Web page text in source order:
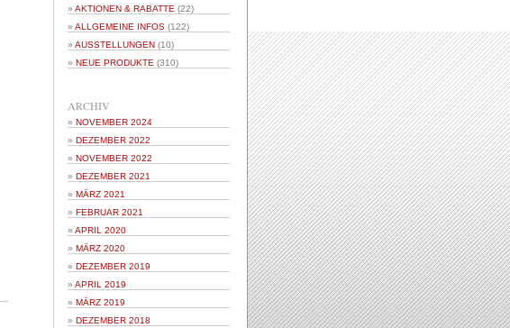
AKTIONEN & RABATTE (22)
ALLGEMEINE INFOS (122)
AUSSTELLUNGEN (10)
NEUE PRODUKTE (310)
ARCHIV
NOVEMBER 2024
DEZEMBER 2022
NOVEMBER 2022
DEZEMBER 2021
MÄRZ 2021
FEBRUAR 2021
APRIL 2020
MÄRZ 2020
DEZEMBER 2019
APRIL 2019
MÄRZ 2019
DEZEMBER 2018